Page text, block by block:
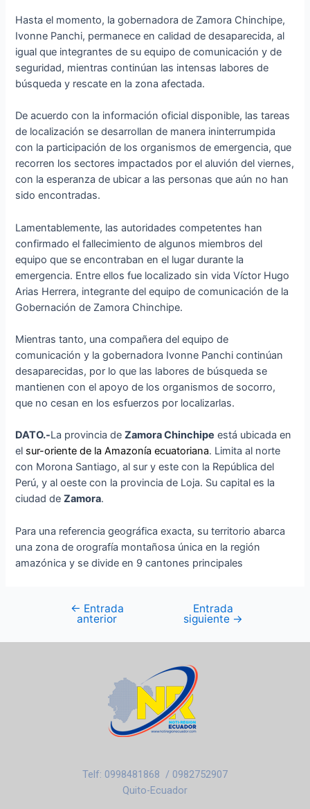
Hasta el momento, la gobernadora de Zamora Chinchipe,
Ivonne Panchi, permanece en calidad de desaparecida, al
igual que integrantes de su equipo de comunicación y de
seguridad, mientras continúan las intensas labores de
búsqueda y rescate en la zona afectada.
De acuerdo con la información oficial disponible, las tareas
de localización se desarrollan de manera ininterrumpida
con la participación de los organismos de emergencia, que
recorren los sectores impactados por el aluvión del viernes,
con la esperanza de ubicar a las personas que aún no han
sido encontradas.
Lamentablemente, las autoridades competentes han
confirmado el fallecimiento de algunos miembros del
equipo que se encontraban en el lugar durante la
emergencia. Entre ellos fue localizado sin vida Víctor Hugo
Arias Herrera, integrante del equipo de comunicación de la
Gobernación de Zamora Chinchipe.
Mientras tanto, una compañera del equipo de
comunicación y la gobernadora Ivonne Panchi continúan
desaparecidas, por lo que las labores de búsqueda se
mantienen con el apoyo de los organismos de socorro,
que no cesan en los esfuerzos por localizarlas.
DATO.-La provincia deZamora Chinchipe está ubicada en
el sur-oriente de la Amazonía ecuatoriana. Limita al norte
con Morona Santiago, al sur y este con la República del
Perú, y al oeste con la provincia de Loja. Su capital es la
ciudad deZamora.
Para una referencia geográfica exacta, su territorio abarca
una zona de orografía montañosa única en la región
amazónica y se divide en 9 cantones principales
← Entrada
anterior
Entrada
siguiente →
Telf: 0998481868 / 0982752907
Quito-Ecuador